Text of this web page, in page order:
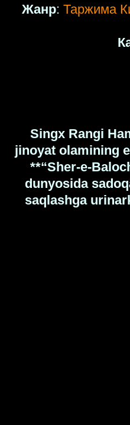
Жанр: Таржима
Singx Rangi
jinoyat olamining
**“Sher-e-
dunyosida
saqlashga